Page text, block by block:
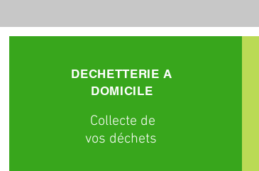
DECHETTERIE A
DOMICILE
Collecte de
vos déchets